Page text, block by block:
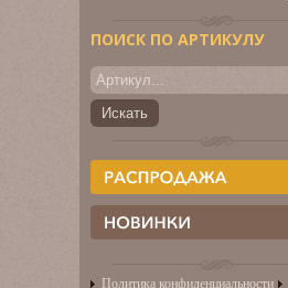
ПОИСК ПО АРТИКУЛУ
Политика конфиденциальности